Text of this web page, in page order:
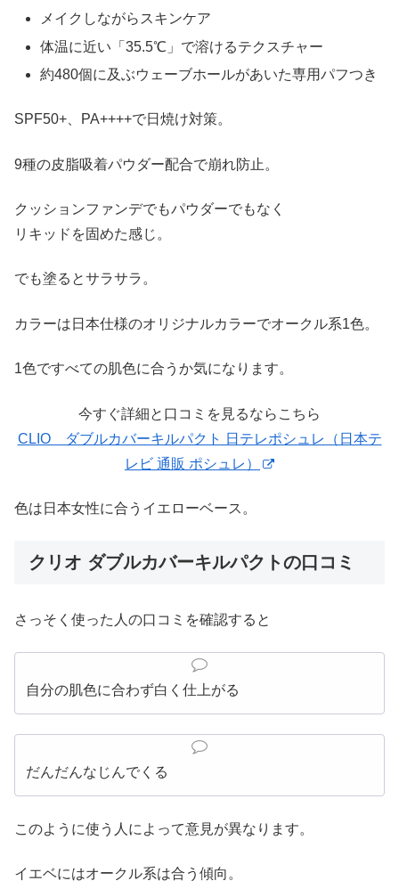
メイクしながらスキンケア
体温に近い「35.5℃」で溶けるテクスチャー
約480個に及ぶウェーブホールがあいた専用パフつき
SPF50+、PA++++で日焼け対策。
9種の皮脂吸着パウダー配合で崩れ防止。
クッションファンデでもパウダーでもなく
リキッドを固めた感じ。
でも塗るとサラサラ。
カラーは日本仕様のオリジナルカラーでオークル系1色。
1色ですべての肌色に合うか気になります。
今すぐ詳細と口コミを見るならこちら
CLIO ダブルカバーキルパクト 日テレポシュレ（日本テ
レビ 通販 ポシュレ）
色は日本女性に合うイエローベース。
クリオ ダブルカバーキルパクトの口コミ
さっそく使った人の口コミを確認すると
自分の肌色に合わず白く仕上がる
だんだんなじんでくる
このように使う人によって意見が異なります。
イエベにはオークル系は合う傾向。